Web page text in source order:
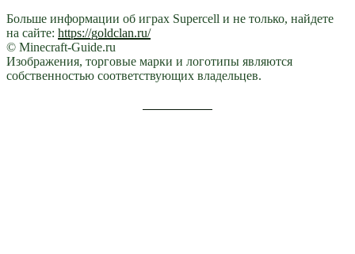
Больше информации об играх Supercell и не только, найдете
на сайте: https://goldclan.ru/
© Minecraft-Guide.ru
Изображения, торговые марки и логотипы являются
собственностью соответствующих владельцев.